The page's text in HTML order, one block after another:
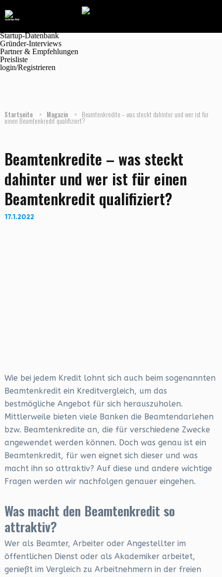
Marktplatz
Magazin
Startup-Datenbank
Gründer-Interviews
Partner & Empfehlungen
Preisliste
login/Registrieren
Startseite > Magazin > Beamtenkredite – was steckt dahinter und wer ist für
einen Beamtenkredit qualifiziert?
Beamtenkredite – was steckt
dahinter und wer ist für einen
Beamtenkredit qualifiziert?
17.1.2022
Wie bei jedem Kredit lohnt sich auch beim sogenannten
Beamtenkredit ein Kreditvergleich, um das
bestmögliche Angebot für sich herauszuholen.
Mittlerweile bieten viele Banken die Beamtendarlehen
bzw. Beamtenkredite an, die für verschiedene Zwecke
angewendet werden können. Doch was genau ist ein
Beamtenkredit, für wen eignet sich dieser und was
macht ihn so attraktiv? Auf diese und andere wichtige
Fragen werden wir nachfolgen genauer eingehen.
Was macht den Beamtenkredit so
attraktiv?
Wer als Beamter, Arbeiter oder Angestellter im
öffentlichen Dienst oder als Akademiker arbeitet,
genießt im Vergleich zu Arbeitnehmern in der freien